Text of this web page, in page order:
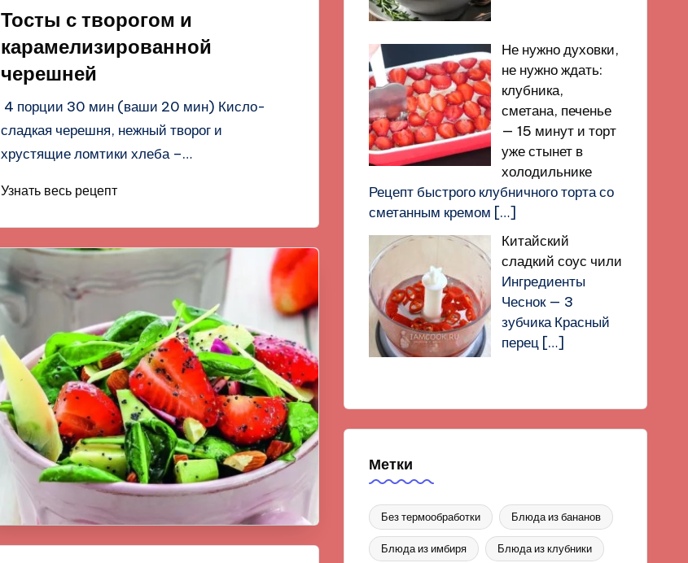
Тосты с творогом и
карамелизированной
черешней
4 порции 30 мин (ваши 20 мин) Кисло-
сладкая черешня, нежный творог и
хрустящие ломтики хлеба –…
Узнать весь рецепт
Не нужно духовки,
не нужно ждать:
клубника,
сметана, печенье
— 15 минут и торт
уже стынет в
холодильнике
Рецепт быстрого клубничного торта со
сметанным кремом […]
Китайский
сладкий соус чили
Ингредиенты
Чеснок — 3
зубчика Красный
перец […]
Метки
Без термообработки Блюда из бананов
Блюда из имбиря Блюда из клубники